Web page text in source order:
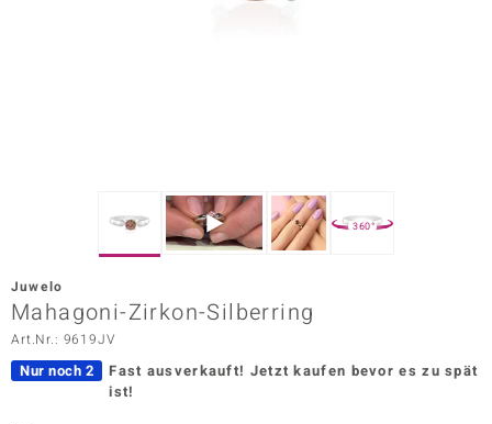
Vogue
360°
Juwelo
Mahagoni-Zirkon-Silberring
Art.Nr.: 9619JV
Nur noch 2 Fast ausverkauft! Jetzt kaufen bevor es zu spät
ist!